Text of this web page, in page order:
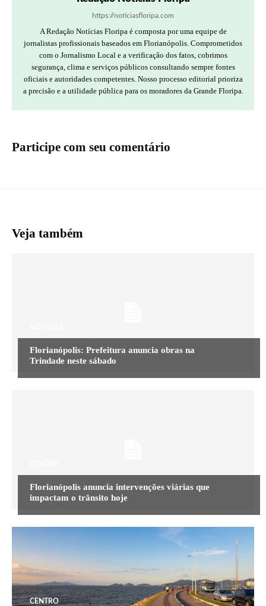
https://noticiasfloripa.com
A Redação Notícias Floripa é composta por uma equipe de
jornalistas profissionais baseados em Florianópolis. Comprometidos
com o Jornalismo Local e a verificação dos fatos, cobrimos
segurança, clima e serviços públicos consultando sempre fontes
oficiais e autoridades competentes. Nosso processo editorial prioriza
a precisão e a utilidade pública para os moradores da Grande Floripa.
Participe com seu comentário
Veja também
Florianópolis: Prefeitura anuncia obras na
Trindade neste sábado
Florianópolis anuncia intervenções viárias que
impactam o trânsito hoje
CENTRO